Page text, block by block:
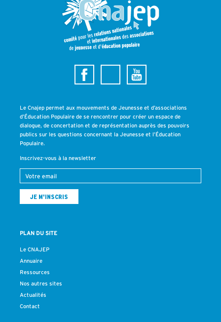
Le Cnajep permet aux mouvements de Jeunesse et d’associations
d’Éducation Populaire de se rencontrer pour créer un espace de
dialogue, de concertation et de représentation auprès des pouvoirs
publics sur les questions concernant la Jeunesse et l’Éducation
Populaire.
Inscrivez-vous à la newsletter
PLAN DU SITE
Le CNAJEP
Annuaire
Ressources
Nos autres sites
Actualités
Contact